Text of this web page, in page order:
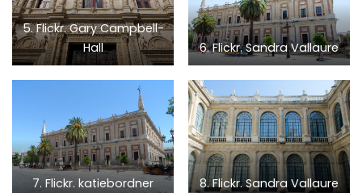
5. Flickr. Gary Campbell-
Hall
6. Flickr. Sandra Vallaure
7. Flickr. katiebordner 8. Flickr. Sandra Vallaure